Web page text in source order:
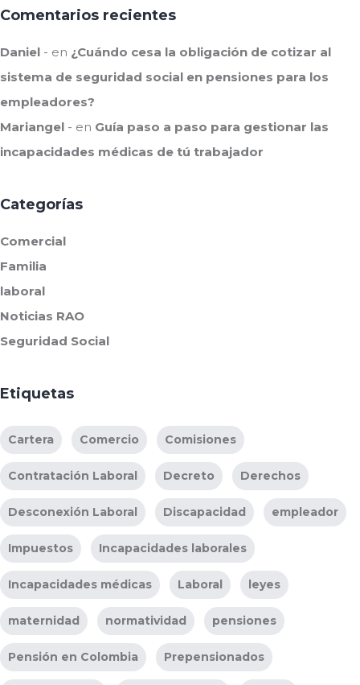
Comentarios recientes
Daniel en ¿Cuándo cesa la obligación de cotizar al
sistema de seguridad social en pensiones para los
empleadores?
Mariangel
en Guía paso a paso para gestionar las
incapacidades médicas de tú trabajador
Categorías
Comercial
Familia
laboral
Noticias RAO
Seguridad Social
Etiquetas
Cartera Comercio Comisiones
Contratación Laboral Decreto Derechos
Desconexión Laboral Discapacidad empleador
Impuestos Incapacidades laborales
Incapacidades médicas Laboral leyes
maternidad normatividad pensiones
Pensión en Colombia Prepensionados